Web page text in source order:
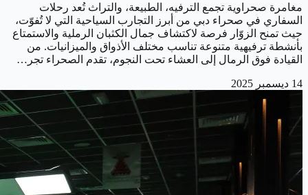
مغامرة صحراوية تجمع الترفيه، الطبيعة، والتراث تُعد رحلات
السفاري في صحراء دبي من أبرز التجارب السياحية التي لا تُفوّت،
حيث تمنح الزوّار فرصة لاكتشاف جمال الكثبان الرملية والاستمتاع
بأنشطة ترفيهية متنوعة تناسب مختلف الأذواق والميزانيات. من
القيادة فوق الرمال إلى العشاء تحت النجوم، تقدم الصحراء تجر…
14 ديسمبر 2025